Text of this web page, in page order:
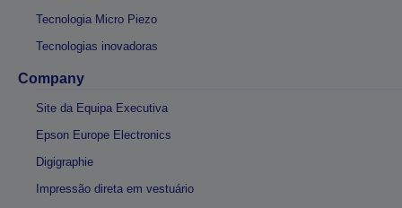
Tecnologia Micro Piezo
Tecnologias inovadoras
Company
Site da Equipa Executiva
Epson Europe Electronics
Digigraphie
Impressão direta em vestuário